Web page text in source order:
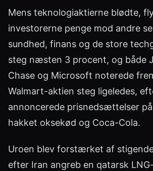
Mens teknologiaktierne blødte,
investorerne penge mod andre
sundhed, finans og de store
steg næsten 3 procent, og både
Chase og Microsoft noterede
Walmart-aktien steg ligeledes,
annoncerede prisnedsættelser
hakket oksekød og Coca-Cola.
Uroen blev forstærket af
efter Iran angreb en qatarsk